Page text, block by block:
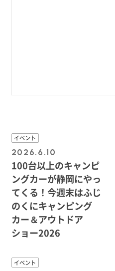
イベント
2026.6.10
100台以上のキャンピ
ングカーが静岡にやっ
てくる！今週末はふじ
のくにキャンピング
カー＆アウトドア
ショー2026
イベント